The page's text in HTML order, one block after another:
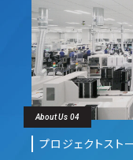
About Us 04
プロジェクトスト